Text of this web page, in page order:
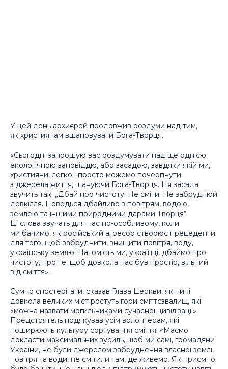
У цей день архиєрей продовжив роздуми над тим,
як християнам вшановувати Бога-Творця.
«Сьогодні запрошую вас роздумувати над ще однією
екологічною заповіддю, або засадою, завдяки якій ми,
християни, легко і просто можемо почерпнути
з джерела життя, шануючи Бога-Творця. Ця засада
звучить так: „Дбай про чистоту. Не сміти. Не забруднюй
довкілля. Поводься дбайливо з повітрям, водою,
землею та іншими природними дарами Творця“.
Ці слова звучать для нас по-особливому, коли
ми бачимо, як російський агресор створює прецеденти
для того, щоб забруднити, знищити повітря, воду,
українську землю. Натомість ми, українці, дбаймо про
чистоту, про те, щоб довкола нас був простір, вільний
від сміття».
Сумно спостерігати, сказав Глава Церкви, як нині
довкола великих міст ростуть гори сміттєзвалищ, які
«можна назвати могильниками сучасної цивілізації».
Предстоятель подякував усім волонтерам, які
поширюють культуру сортування сміття. «Маємо
докласти максимальних зусиль, щоб ми самі, громадяни
України, не були джерелом забруднення власної землі,
повітря та води, не смітили там, де живемо. Як приємно